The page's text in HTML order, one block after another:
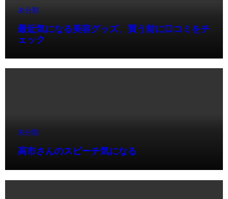
未分類
最近気になる美容グッズ、買う前に口コミをチ
ェック
未分類
高市さんのスピーチ気になる